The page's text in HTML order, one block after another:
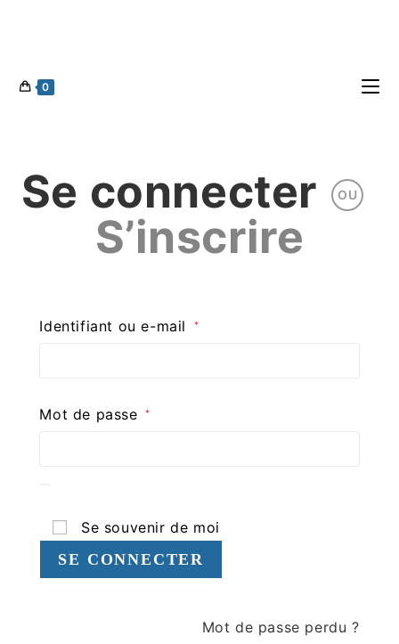
0
Se connecter OU
S’inscrire
Identifiant ou e-mail *
Mot de passe *
Se souvenir de moi
SE CONNECTER
Mot de passe perdu ?